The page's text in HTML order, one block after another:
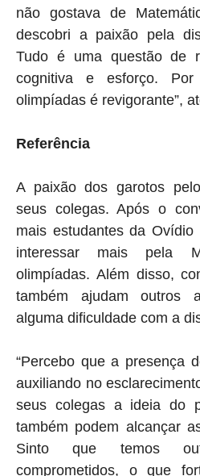
não gostava de
descobri a paixão pela
Tudo é uma questão de
cognitiva e esforço.
olimpíadas é revigorante”,
Referência
A paixão dos garotos
seus colegas. Após o
mais estudantes da
interessar mais pela
olimpíadas. Além disso,
também ajudam outros
alguma dificuldade com a
“Percebo que a presença
auxiliando no
seus colegas a ideia do
também podem alcançar
Sinto que temos
comprometidos, o que